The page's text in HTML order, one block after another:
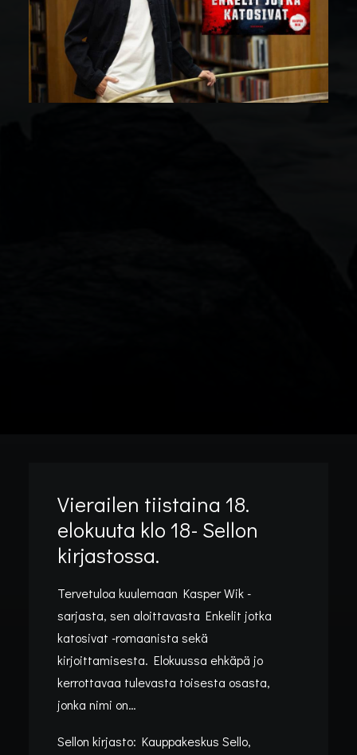
Vierailen tiistaina 18.
elokuuta klo 18- Sellon
kirjastossa.
Tervetuloa kuulemaan Kasper Wik -
sarjasta, sen aloittavasta Enkelit jotka
katosivat -romaanista sekä
kirjoittamisesta. Elokuussa ehkäpä jo
kerrottavaa tulevasta toisesta osasta,
jonka nimi on…
Sellon kirjasto: Kauppakeskus Sello,